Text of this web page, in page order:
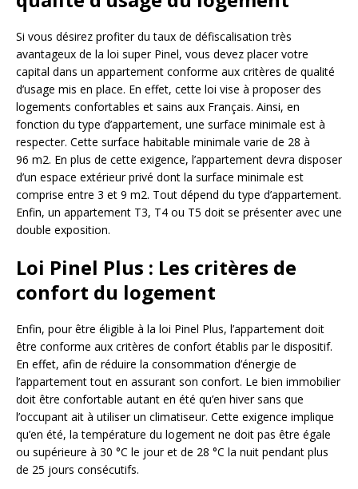
Si vous désirez profiter du taux de défiscalisation très
avantageux de la loi super Pinel, vous devez placer votre
capital dans un appartement conforme aux critères de qualité
d’usage mis en place. En effet, cette loi vise à proposer des
logements confortables et sains aux Français. Ainsi, en
fonction du type d’appartement, une surface minimale est à
respecter. Cette surface habitable minimale varie de 28 à
96 m2. En plus de cette exigence, l’appartement devra disposer
d’un espace extérieur privé dont la surface minimale est
comprise entre 3 et 9 m2. Tout dépend du type d’appartement.
Enfin, un appartement T3, T4 ou T5 doit se présenter avec une
double exposition.
Loi Pinel Plus : Les critères de
confort du logement
Enfin, pour être éligible à la loi Pinel Plus, l’appartement doit
être conforme aux critères de confort établis par le dispositif.
En effet, afin de réduire la consommation d’énergie de
l’appartement tout en assurant son confort. Le bien immobilier
doit être confortable autant en été qu’en hiver sans que
l’occupant ait à utiliser un climatiseur. Cette exigence implique
qu’en été, la température du logement ne doit pas être égale
ou supérieure à 30 °C le jour et de 28 °C la nuit pendant plus
de 25 jours consécutifs.